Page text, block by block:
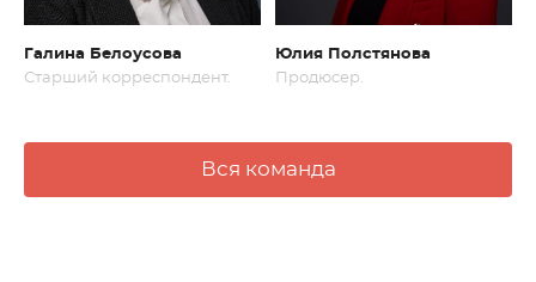
Галина Белоусова
Старший корреспондент.
Юлия Полстянова
Продюсер.
Вся команда